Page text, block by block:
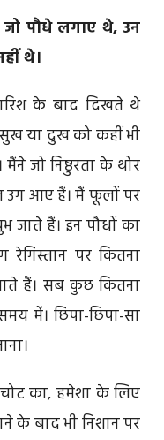
पौधे लगाए थे, उन
थे।
के बाद दिखते थे
या दुख को कहीं भी
जो निष्ठुरता के थोर
उग आए हैं। मैं फूलों पर
जाते हैं। इन पौधों का
पर कितना
हैं। सब कुछ कितना
में। छिपा-छिपा-सा
का, हमेशा के लिए
के बाद भी निशान पर